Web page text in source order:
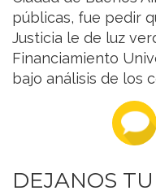
públicas, fue pedir
Justicia le de luz
Financiamiento
bajo análisis de los
DEJANOS